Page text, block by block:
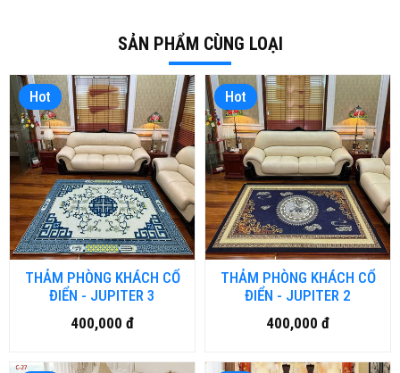
SẢN PHẨM CÙNG LOẠI
Hot
THẢM PHÒNG KHÁCH CỔ
ĐIỂN - JUPITER 3
400,000 đ
Hot
THẢM PHÒNG KHÁCH CỔ
ĐIỂN - JUPITER 2
400,000 đ